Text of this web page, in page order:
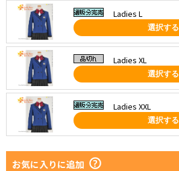
Ladies L
選択する
Ladies XL
選択する
Ladies XXL
選択する
お気に入りに追加